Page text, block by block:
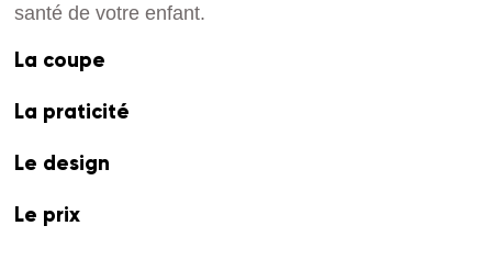
santé de votre enfant.
La coupe
La praticité
Le design
Le prix